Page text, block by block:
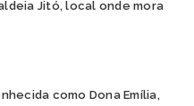
Jitó, local onde mora
como Dona Emília,